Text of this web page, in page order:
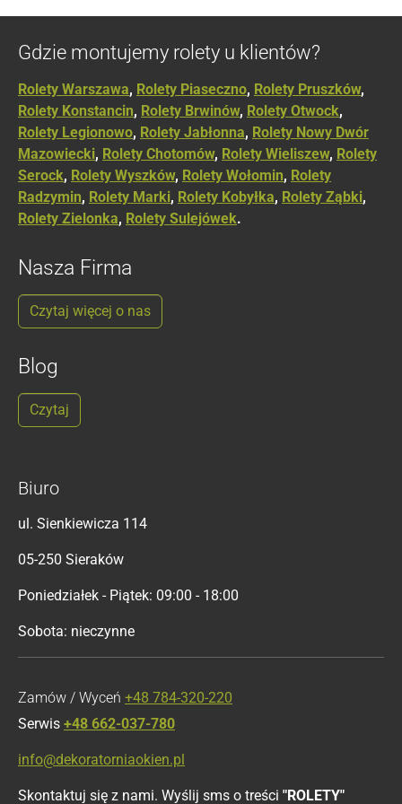
Gdzie montujemy rolety u klientów?
Rolety Warszawa, Rolety Piaseczno, Rolety Pruszków,
Rolety Konstancin, Rolety Brwinów, Rolety Otwock,
Rolety Legionowo, Rolety Jabłonna, Rolety Nowy Dwór
Mazowiecki, Rolety Chotomów, Rolety Wieliszew, Rolety
Serock, Rolety Wyszków, Rolety Wołomin, Rolety
Radzymin, Rolety Marki, Rolety Kobyłka, Rolety Ząbki,
Rolety Zielonka, Rolety Sulejówek.
Nasza Firma
Czytaj więcej o nas
Blog
Czytaj
Biuro
ul. Sienkiewicza 114
05-250 Sieraków
Poniedziałek - Piątek: 09:00 - 18:00
Sobota: nieczynne
Zamów / Wyceń +48 784-320-220
Serwis +48 662-037-780
info@dekoratorniaokien.pl
Skontaktuj się z nami. Wyślij sms o treści "ROLETY"